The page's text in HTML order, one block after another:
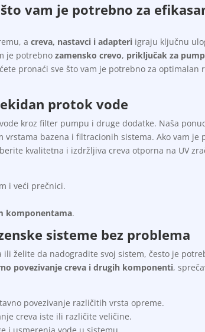
vam je potrebno za
a creva, nastavci i adapteriigraju ključnu
je potrebno zamensko crevo, priključak za
pronaći sve što vam je potrebno za optimalan
protok vode
kroz filter pumpu i druge dodatke. Naša
vrstama bazena i filtracionih sistema. Ako vam je
kvalitetna i izdržljiva creva otporna na UV
i veći prečnici.
komponentama.
sisteme bez problema
želite da nadogradite svoj sistem, često je
povezivanje creva i drugih komponenti,
povezivanje različitih vrsta opreme.
creva iste ili različite veličine.